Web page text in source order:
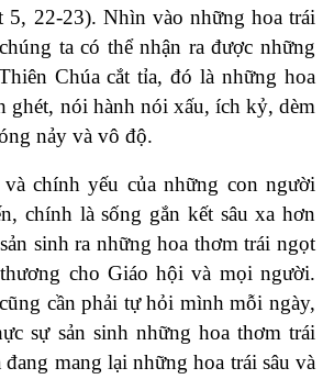
5, 22-23). Nhìn vào những hoa trái
ta có thể nhận ra được những
Chúa cắt tỉa, đó là những hoa
ghét, nói hành nói xấu, ích kỷ, dèm
nảy và vô độ.
chính yếu của những con người
chính là sống gắn kết sâu xa hơn
sinh ra những hoa thơm trái ngọt
cho Giáo hội và mọi người.
cần phải tự hỏi mình mỗi ngày,
sự sản sinh những hoa thơm trái
mang lại những hoa trái sâu và